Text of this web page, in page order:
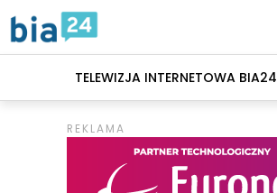
TELEWIZJA INTERNETOWA BIA24